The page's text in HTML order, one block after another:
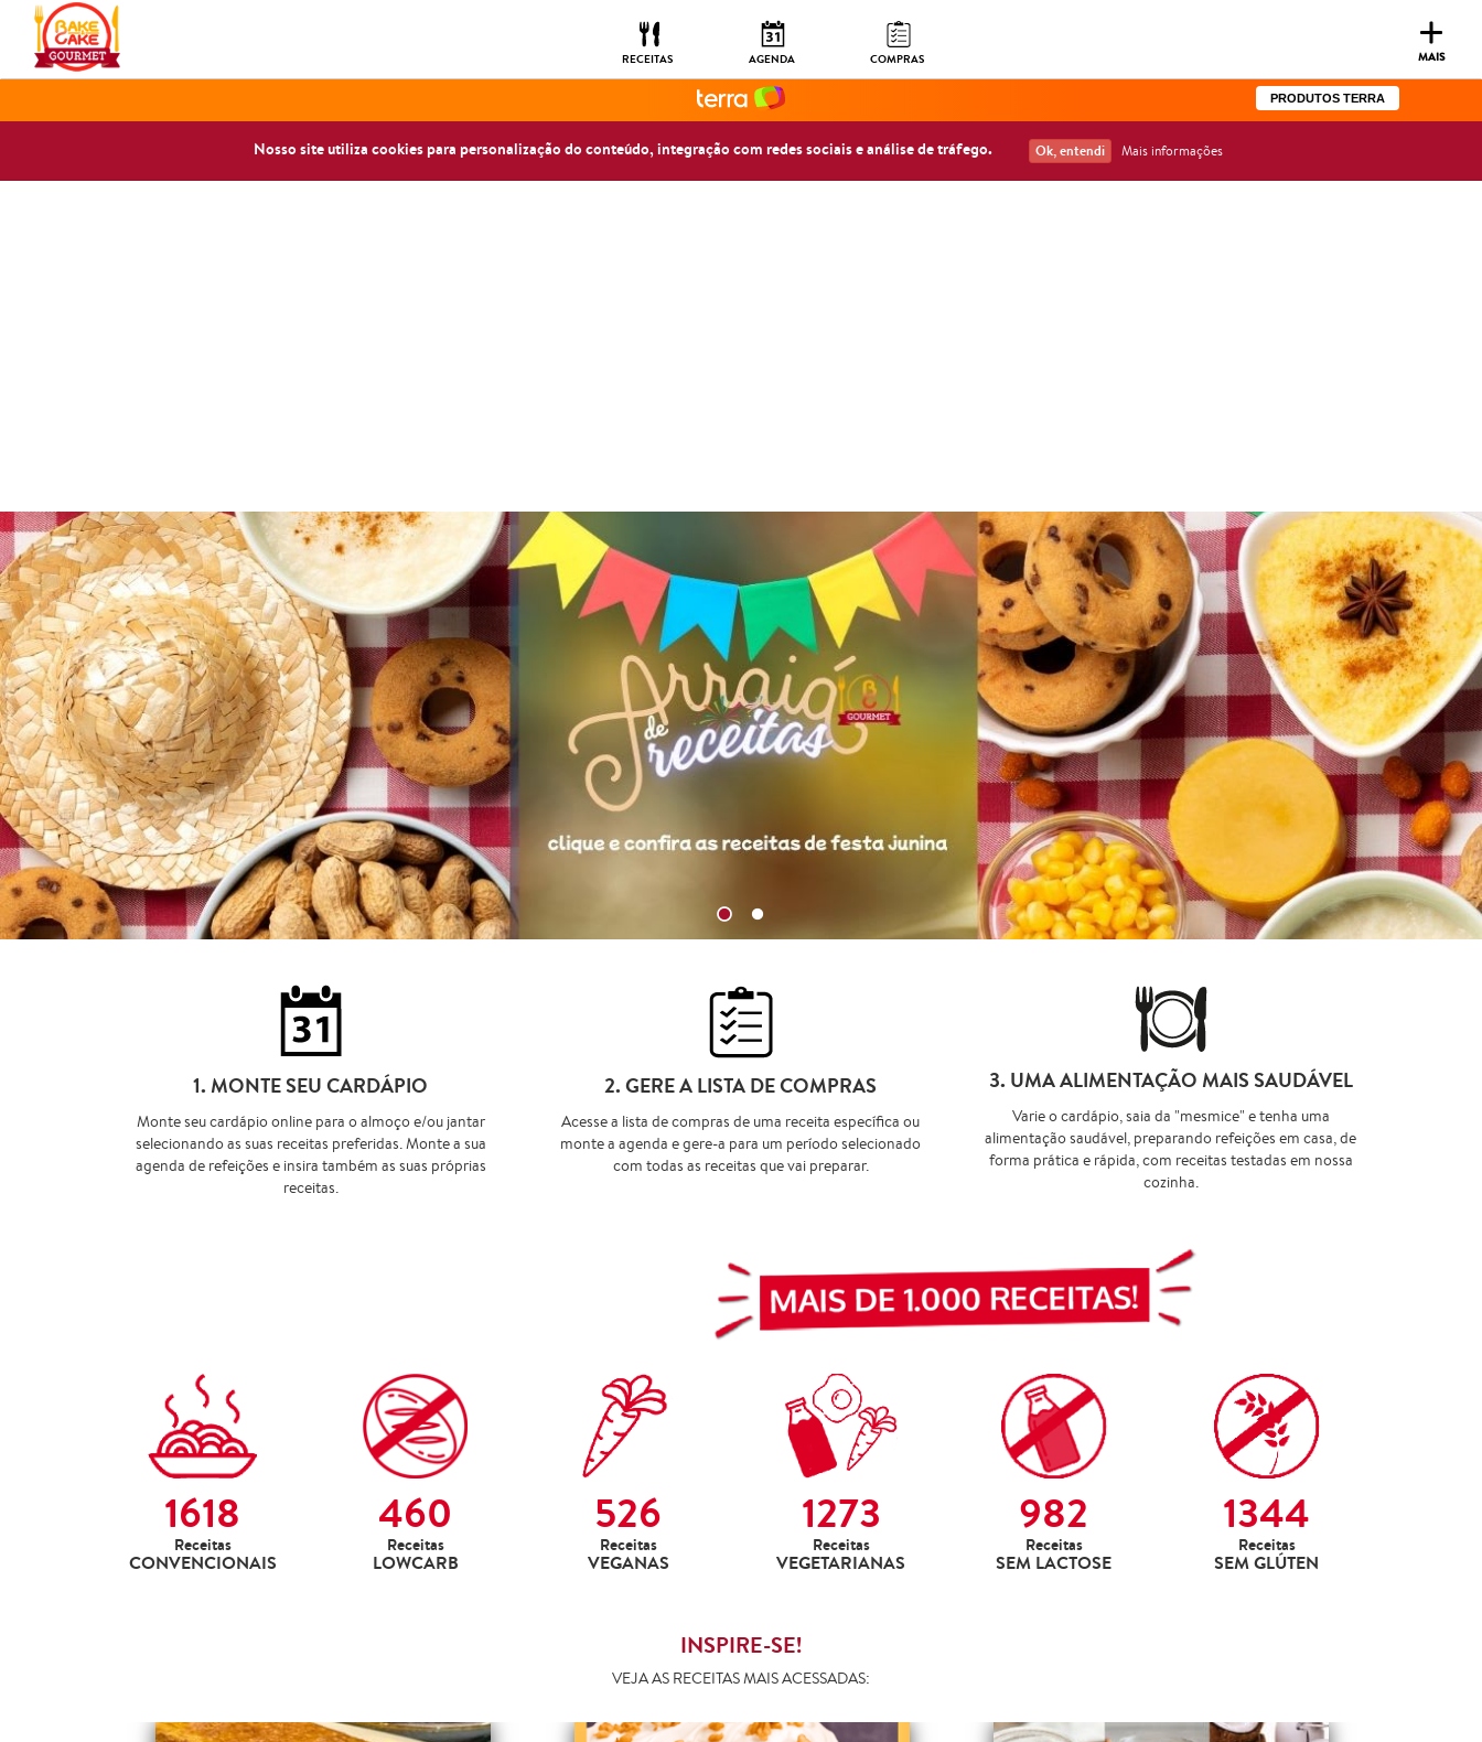
PRODUTOS TERRA
Nosso site utiliza cookies para personalização do conteúdo, integração com redes sociais e análise de tráfego. Ok, entendi Mais informações
Toggle
MAIS
RECEITAS AGENDA COMPRAS
1. MONTE SEU CARDÁPIO
Monte seu cardápio online para o almoço e/ou jantar
selecionando as suas receitas preferidas. Monte a sua
agenda de refeições e insira também as suas próprias
receitas.
2. GERE A LISTA DE COMPRAS
Acesse a lista de compras de uma receita específica ou
monte a agenda e gere-a para um período selecionado
com todas as receitas que vai preparar.
3. UMA ALIMENTAÇÃO MAIS SAUDÁVEL
Varie o cardápio, saia da "mesmice" e tenha uma
alimentação saudável, preparando refeições em casa, de
forma prática e rápida, com receitas testadas em nossa
cozinha.
1618
Receitas
CONVENCIONAIS
460
Receitas
LOWCARB
526
Receitas
VEGANAS
1273
Receitas
VEGETARIANAS
982
Receitas
SEM LACTOSE
1344
Receitas
SEM GLÚTEN
INSPIRE-SE!
VEJA AS RECEITAS MAIS ACESSADAS: